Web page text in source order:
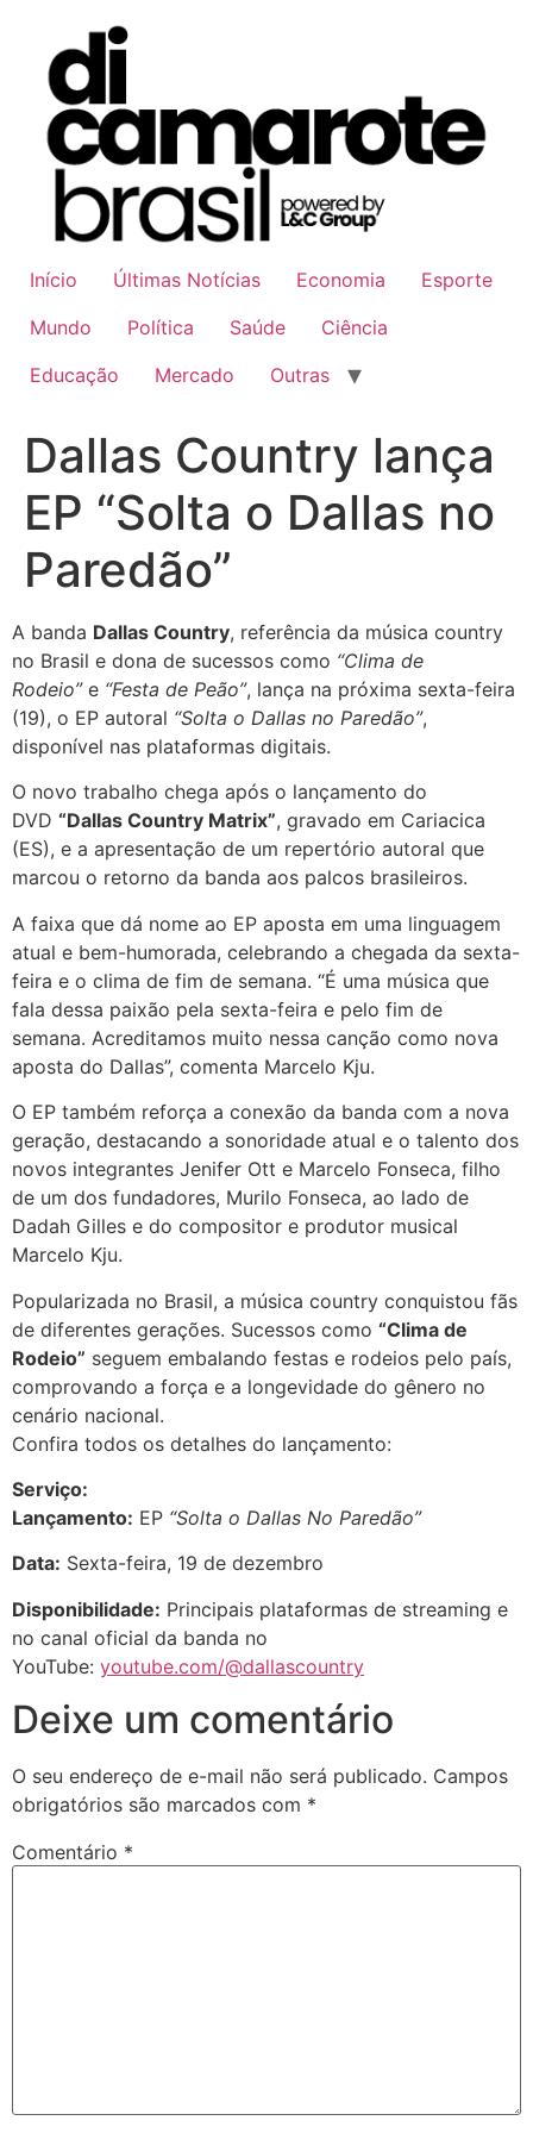
conteúdo
Início Últimas Notícias Economia
Esporte
Mundo
Política Saúde
Ciência
Educação
Mercado Outras
Dallas Country lança
EP “Solta o Dallas no
Paredão”
A banda Dallas Country, referência da música country
no Brasil e dona de sucessos como “Clima de
Rodeio”e “Festa de Peão”, lança na próxima sexta-feira
(19), o EP autoral “Solta o Dallas no Paredão”,
disponível nas plataformas digitais.
O novo trabalho chega após o lançamento do
DVD “Dallas Country Matrix”, gravado em Cariacica
(ES), e a apresentação de um repertório autoral que
marcou o retorno da banda aos palcos brasileiros.
A faixa que dá nome ao EP aposta em uma linguagem
atual e bem-humorada, celebrando a chegada da sexta-
feira e o clima de fim de semana. “É uma música que
fala dessa paixão pela sexta-feira e pelo fim de
semana. Acreditamos muito nessa canção como nova
aposta do Dallas”, comenta Marcelo Kju.
O EP também reforça a conexão da banda com a nova
geração, destacando a sonoridade atual e o talento dos
novos integrantes Jenifer Ott e Marcelo Fonseca, filho
de um dos fundadores, Murilo Fonseca, ao lado de
Dadah Gilles e do compositor e produtor musical
Marcelo Kju.
Popularizada no Brasil, a música country conquistou fãs
de diferentes gerações. Sucessos como “Clima de
Rodeio” seguem embalando festas e rodeios pelo país,
comprovando a força e a longevidade do gênero no
cenário nacional.
Confira todos os detalhes do lançamento:
Serviço:
Lançamento: EP “Solta o Dallas No Paredão”
Data: Sexta-feira, 19 de dezembro
Disponibilidade: Principais plataformas de streaming e
no canal oficial da banda no
YouTube: youtube.com/@dallascountry
Deixe um comentário
O seu endereço de e-mail não será publicado. Campos
obrigatórios são marcados com *
Comentário *